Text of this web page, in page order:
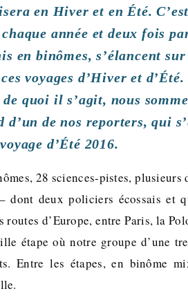
en Hiver et en Été.
année et deux fois
en binômes, s’élancent
voyages d’Hiver et
quoi il s’agit, nous
d’un de nos reporters, qui
d’Été 2016.
28 sciences-pistes,
dont deux policiers écossais et
routes d’Europe, entre Paris, la
étape où notre groupe d’une
Entre les étapes, en binôme